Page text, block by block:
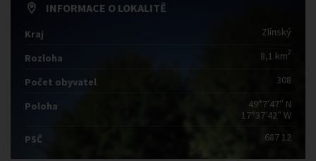
INFORMACE O LOKALITĚ
Kraj Zlínský
Rozloha 8,1 km2
Počet obyvatel 308
Poloha
49°7′47″ N
17°37′42″ W
PSČ
687 12